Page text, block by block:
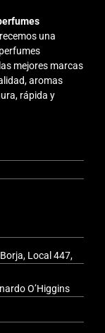
una
mejores marcas
aromas
rápida y
Local 447,
O’Higgins